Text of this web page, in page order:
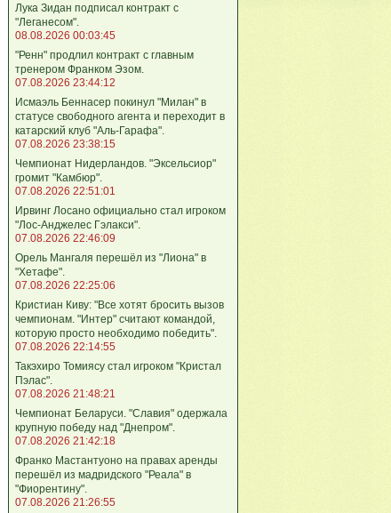
Лука Зидан подписал контракт с
"Леганесом".
08.08.2026 00:03:45
"Ренн" продлил контракт с главным
тренером Франком Эзом.
07.08.2026 23:44:12
Исмаэль Беннасер покинул "Милан" в
статусе свободного агента и переходит в
катарский клуб "Аль-Гарафа".
07.08.2026 23:38:15
Чемпионат Нидерландов. "Эксельсиор"
громит "Камбюр".
07.08.2026 22:51:01
Ирвинг Лосано официально стал игроком
"Лос-Анджелес Гэлакси".
07.08.2026 22:46:09
Орель Мангаля перешёл из "Лиона" в
"Хетафе".
07.08.2026 22:25:06
Кристиан Киву: "Все хотят бросить вызов
чемпионам. "Интер" считают командой,
которую просто необходимо победить".
07.08.2026 22:14:55
Такэхиро Томиясу стал игроком "Кристал
Пэлас".
07.08.2026 21:48:21
Чемпионат Беларуси. "Славия" одержала
крупную победу над "Днепром".
07.08.2026 21:42:18
Франко Мастантуоно на правах аренды
перешёл из мадридского "Реала" в
"Фиорентину".
07.08.2026 21:26:55